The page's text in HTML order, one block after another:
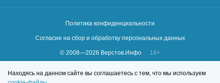
Политика конфиденциальности
Согласие на сбор и обработку персональных данных
© 2008—2026 Верстов.Инфо
18+
Находясь на данном сайте вы соглашаетесь с тем, что мы используем